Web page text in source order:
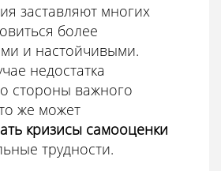
заставляют многих
более
и настойчивыми.
недостатка
стороны важного
же может
кризисы самооценки
трудности.